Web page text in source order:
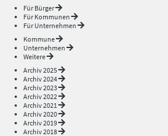
Für Bürger
Für Kommunen
Für Unternehmen
Kommune
Unternehmen
Weitere
Archiv 2025
Archiv 2024
Archiv 2023
Archiv 2022
Archiv 2021
Archiv 2020
Archiv 2019
Archiv 2018